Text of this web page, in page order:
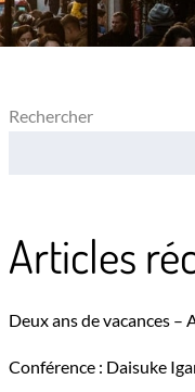
Rechercher
Articles
Deux ans de vacances –
Conférence : Daisuke